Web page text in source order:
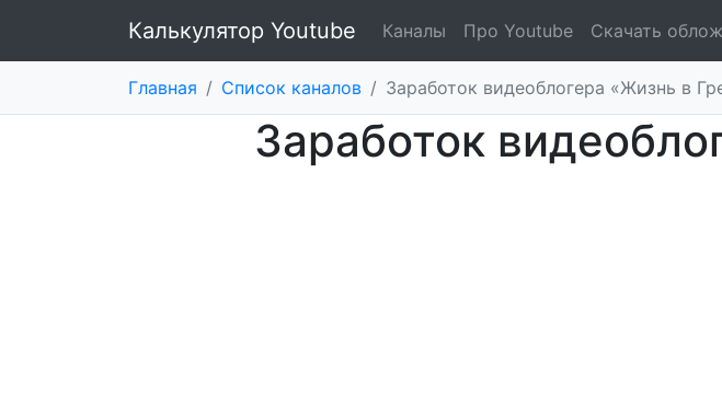
Калькулятор Youtube Каналы Про Youtube Скачать
Главная / Список каналов / Заработок видеоблогера «Жизнь в
Заработок